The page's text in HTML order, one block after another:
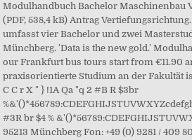
Modulhandbuch Bachelor Maschinenbau
(PDF, 538,4 kB) Antrag
umfasst vier Bachelor und zwei
Münchberg. 'Data is the new gold.'
our Frankfurt bus tours start from €11.90
praxisorientierte Studium an der Fakultät
C C r X " } !1A Qa "q 2 #B R $3br
#3R br $4 %
95213 Münchberg Fon: +49 (0) 9281 / 409